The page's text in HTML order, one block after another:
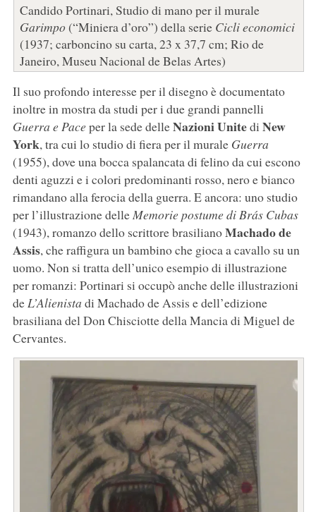
Candido Portinari, Studio di mano per il murale
Garimpo(“Miniera d’oro”) della serie Cicli economici
(1937; carboncino su carta, 23 x 37,7 cm; Rio de
Janeiro, Museu Nacional de Belas Artes)
Il suo profondo interesse per il disegno è documentato
inoltre in mostra da studi per i due grandi pannelli
Guerra e Paceper la sede delleNazioni Unitedi New
York, tra cui lo studio di fiera per il murale Guerra
(1955), dove una bocca spalancata di felino da cui escono
denti aguzzi e i colori predominanti rosso, nero e bianco
rimandano alla ferocia della guerra. E ancora: uno studio
per l’illustrazione delleMemorie postume di Brás Cubas
(1943), romanzo dello scrittore brasilianoMachado de
Assis, che raffigura un bambino che gioca a cavallo su un
uomo. Non si tratta dell’unico esempio di illustrazione
per romanzi: Portinari si occupò anche delle illustrazioni
deL’Alienista di Machado de Assis e dell’edizione
brasiliana del Don Chisciotte della Mancia di Miguel de
Cervantes.